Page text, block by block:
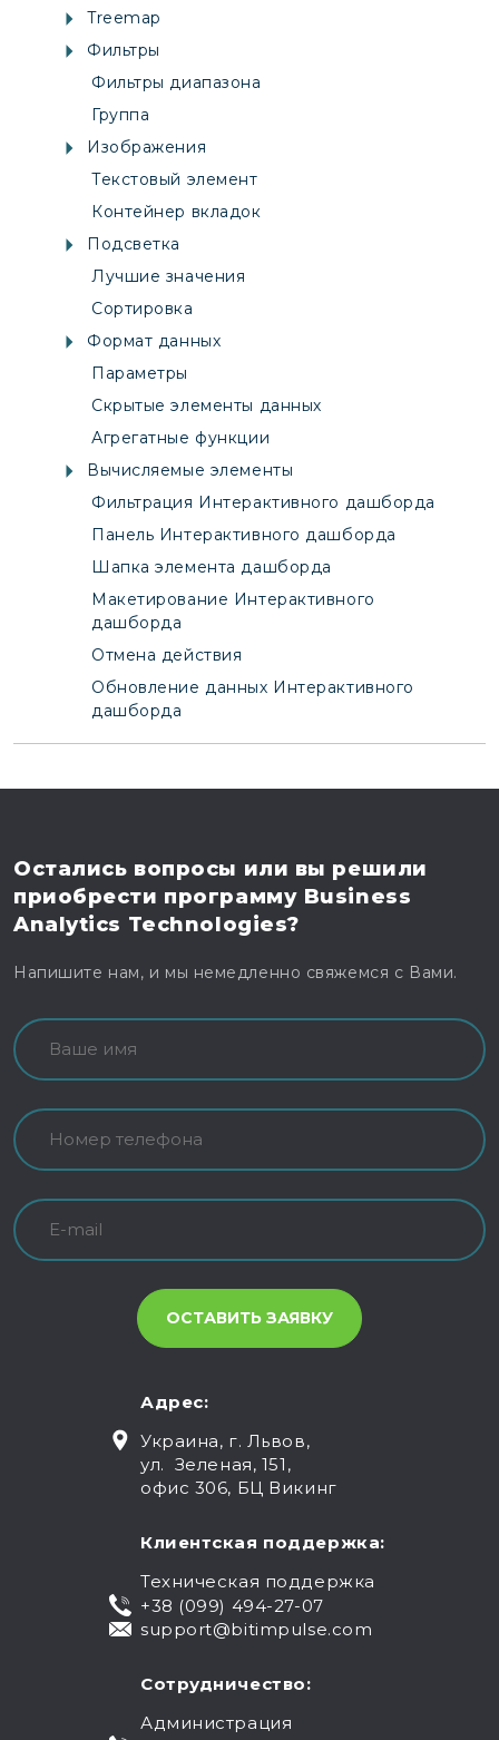
Treemap
Фильтры
Фильтры диапазона
Группа
Изображения
Текстовый элемент
Контейнер вкладок
Подсветка
Лучшие значения
Сортировка
Формат данных
Параметры
Скрытые элементы данных
Агрегатные функции
Вычисляемые элементы
Фильтрация Интерактивного дашборда
Панель Интерактивного дашборда
Шапка элемента дашборда
Макетирование Интерактивного
дашборда
Отмена действия
Обновление данных Интерактивного
дашборда
Остались вопросы или вы решили
приобрести программу Business
Analytics Technologies?
Напишите нам, и мы немедленно свяжемся с Вами.
Адрес:
Украина, г. Львов,
ул. Зеленая, 151,
офис 306, БЦ Викинг
Клиентская поддержка:
Техническая поддержка
+38 (099) 494-27-07
support@bitimpulse.com
Сотрудничество:
Администрация